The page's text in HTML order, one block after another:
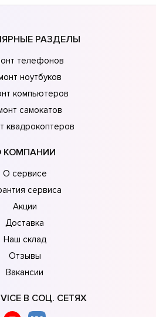
РАЗДЕЛЫ
телефонов
ноутбуков
компьютеров
самокатов
квадрокоптеров
КОМПАНИИ
О сервисе
сервиса
Акции
Доставка
Наш склад
Отзывы
Вакансии
В СОЦ. СЕТЯХ